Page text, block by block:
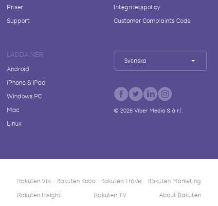
Priser
Support
Integritetspolicy
Customer Complaints Code
LADDA NER
Android
iPhone & iPad
Windows PC
Mac
Linux
Svenska
© 2026Viber Media S.à r.l.
Rakuten Viki Rakuten Kobo Rakuten Travel
Rakuten Marketing
Rakuten Insight
Rakuten TV About Rakuten